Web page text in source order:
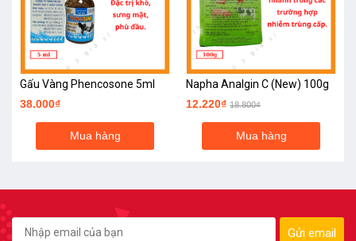
Gấu Vàng Phencosone 5ml
38.000₫
Mua hàng
Napha Analgin C (New) 100g
12.220₫ 18.800₫
Mua hàng
Gửi email